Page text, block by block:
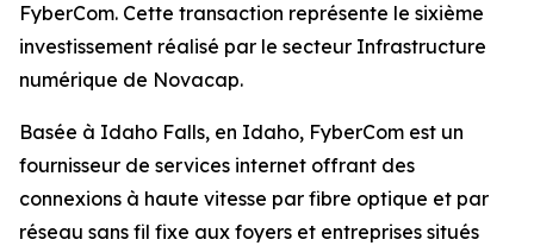
FyberCom. Cette transaction représente le sixième
investissement réalisé par le secteur Infrastructure
numérique de Novacap.
Basée à Idaho Falls, en Idaho, FyberCom est un
fournisseur de services internet offrant des
connexions à haute vitesse par fibre optique et par
réseau sans fil fixe aux foyers et entreprises situés